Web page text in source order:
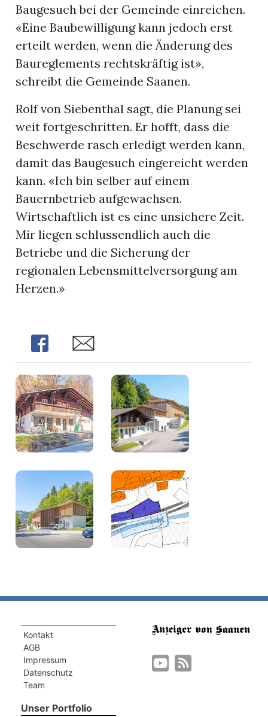
Baugesuch bei der Gemeinde einreichen.
«Eine Baubewilligung kann jedoch erst
erteilt werden, wenn die Änderung des
Baureglements rechtskräftig ist»,
schreibt die Gemeinde Saanen.
Rolf von Siebenthal sagt, die Planung sei
weit fortgeschritten. Er hofft, dass die
Beschwerde rasch erledigt werden kann,
damit das Baugesuch eingereicht werden
kann. «Ich bin selber auf einem
Bauernbetrieb aufgewachsen.
Wirtschaftlich ist es eine unsichere Zeit.
Mir liegen schlussendlich auch die
Betriebe und die Sicherung der
regionalen Lebensmittelversorgung am
Herzen.»
Share Share
Kontakt
AGB
Impressum
Datenschutz
Team
Unser Portfolio